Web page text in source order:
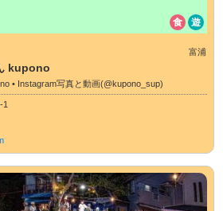
食 遊
富浦
kupono
• Instagram写真と動画(@kupono_sup)
1